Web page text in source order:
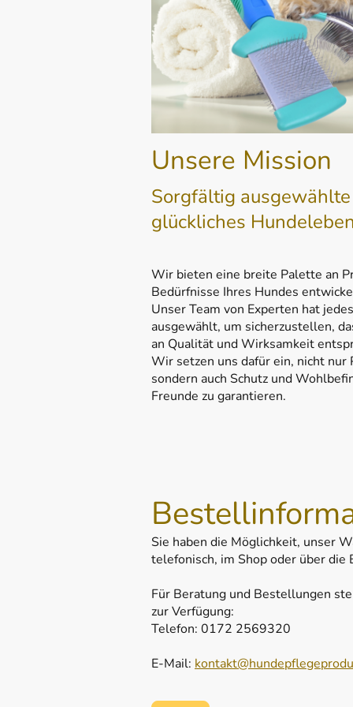
Unsere Mission
Sorgfältig
glückliches
Wir bieten eine breite Palette an
Bedürfnisse Ihres Hundes
Unser Team von Experten hat
ausgewählt, um sicherzustellen,
an Qualität und Wirksamkeit
Wir setzen uns dafür ein, nicht nur
sondern auch Schutz und
Freunde zu garantieren.
Sie haben die Möglichkeit, unser
telefonisch, im Shop oder über
Für Beratung und Bestellungen
zur Verfügung:
Telefon: 0172 2569320
E-Mail: